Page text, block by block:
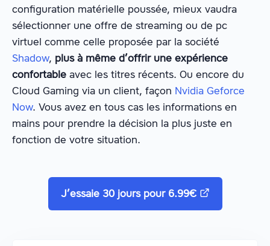
configuration matérielle poussée, mieux vaudra
sélectionner une offre de streaming ou de pc
virtuel comme celle proposée par la société
Shadow, plus à même d’offrir une expérience
confortable avec les titres récents. Ou encore du
Cloud Gaming via un client, façon Nvidia Geforce
Now. Vous avez en tous cas les informations en
mains pour prendre la décision la plus juste en
fonction de votre situation.
J’essaie 30 jours pour 6.99€